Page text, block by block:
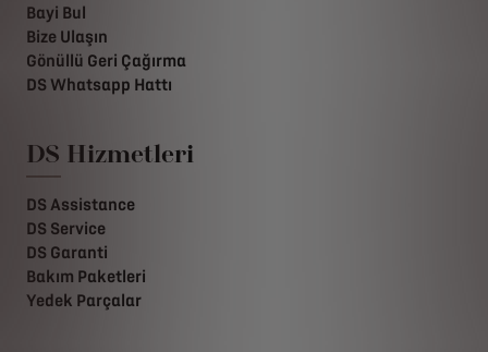
Bayi Bul
Bize Ulaşın
Gönüllü Geri Çağırma
DS Whatsapp Hattı
DS Hizmetleri
DS Assistance
DS Service
DS Garanti
Bakım Paketleri
Yedek Parçalar